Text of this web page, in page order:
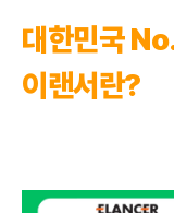
대한민국
이랜서란?